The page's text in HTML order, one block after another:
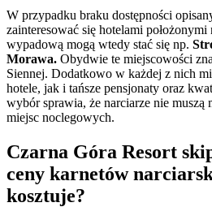
W przypadku braku dostępności
zainteresować się hotelami
wypadową mogą wtedy stać się np.
Morawa. Obydwie te miejscowości
Siennej. Dodatkowo w każdej z nich
hotele, jak i tańsze pensjonaty oraz
wybór sprawia, że narciarze nie muszą
miejsc noclegowych.
Czarna Góra Resort
ceny karnetów
kosztuje?